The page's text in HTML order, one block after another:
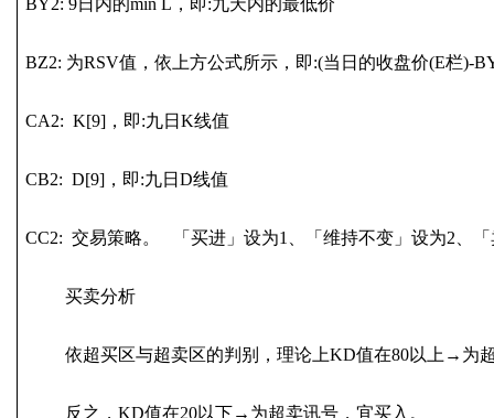
BZ2: 为RSV值，依上方公式所示，即:(当日的收盘价(E栏)-
CA2: K[9]，即:九日K线值
CB2: D[9]，即:九日D线值
CC2: 交易策略。 「买进」设为1、「维持不变」设为2、
买卖分析
依超买区与超卖区的判别，理论上KD值在80以上→为
反之，KD值在20以下→为超卖讯号，宜买入。